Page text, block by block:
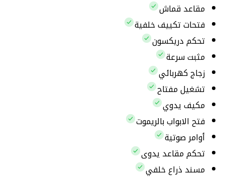
مقاعد قماش
فتحات تكييف خلفية
تحكم دريكسون
مثبت سرعة
زجاج كهربائي
تشغيل مفتاح
مكيف يدوي
فتح الابواب بالريموت
أوامر صوتية
تحكم مقاعد يدوى
مسند ذراع خلفي